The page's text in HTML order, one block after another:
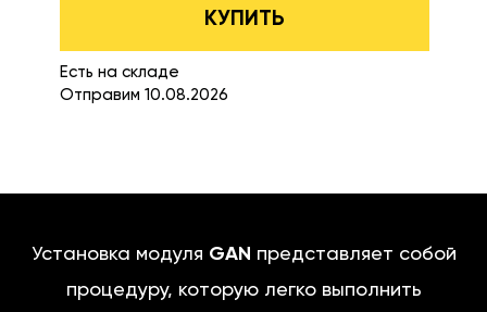
КУПИТЬ
Есть на складе
Отправим 10.08.2026
Установка модуля GAN представляет собой
процедуру, которую легко выполнить